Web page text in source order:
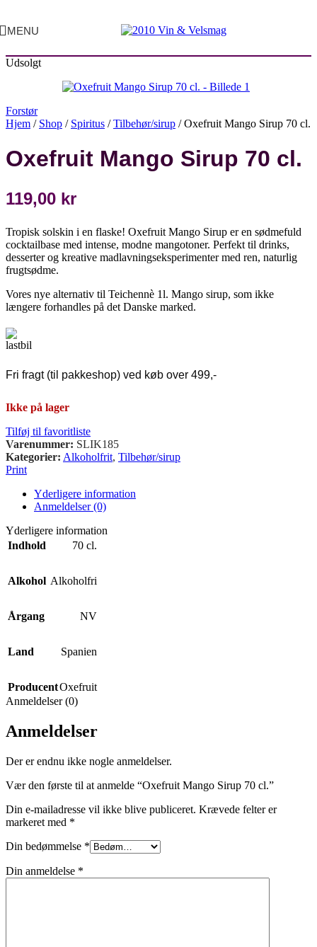
MENU
Udsolgt
Forstør
Hjem / Shop / Spiritus /Tilbehør/sirup /Oxefruit Mango Sirup 70 cl.
Oxefruit Mango Sirup 70 cl.
119,00 kr
Tropisk solskin i en flaske! Oxefruit Mango Sirup er en sødmefuld
cocktailbase med intense, modne mangotoner. Perfekt til drinks,
desserter og kreative madlavningseksperimenter med ren, naturlig
frugtsødme.
Vores nye alternativ til Teichennè 1l. Mango sirup, som ikke
længere forhandles på det Danske marked.
Fri fragt (til pakkeshop) ved køb over 499,-
Ikke på lager
Tilføj til favoritliste
Varenummer: SLIK185
Kategorier: Alkoholfrit, Tilbehør/sirup
Print
Yderligere information
Anmeldelser (0)
Yderligere information
Indhold
70 cl.
Alkohol Alkoholfri
Årgang NV
Land Spanien
ProducentOxefruit
Anmeldelser (0)
Anmeldelser
Der er endnu ikke nogle anmeldelser.
Vær den første til at anmelde “Oxefruit Mango Sirup 70 cl.”
Din e-mailadresse vil ikke blive publiceret. Krævede felter er
markeret med *
Din bedømmelse *
Din anmeldelse *